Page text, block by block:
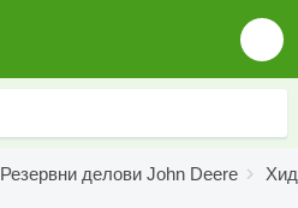
Резервни делови John Deere